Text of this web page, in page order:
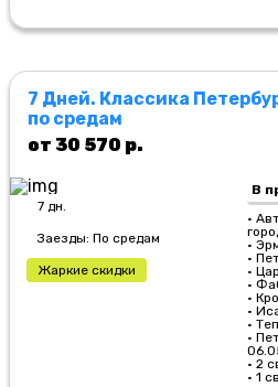
7 Дней. Классика
по средам
от 30 570 р.
7 дн.
Заезды: По средам
Жаркие скидки
В
•
•
•
•
•
•
•
•
•
• 2
• 1